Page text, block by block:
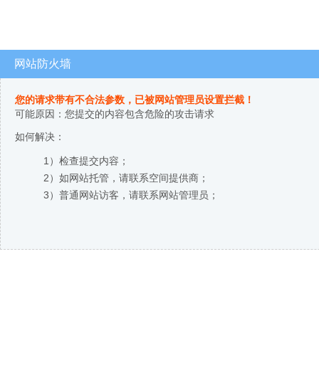
网站防火墙
您的请求带有不合法参数，已被网站管理员设置拦截！
可能原因：您提交的内容包含危险的攻击请求
如何解决：
1）检查提交内容；
2）如网站托管，请联系空间提供商；
3）普通网站访客，请联系网站管理员；